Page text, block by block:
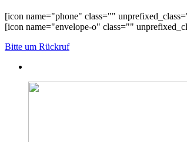
[icon name="phone" class=""
[icon name="envelope-o" class=""
Bitte um Rückruf